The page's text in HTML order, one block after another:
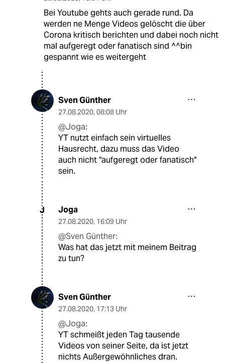
Bei Youtube gehts auch gerade rund. Da
werden ne Menge Videos gelöscht die über
Corona kritisch berichten und dabei noch nicht
mal aufgeregt oder fanatisch sind ^^bin
gespannt wie es weitergeht
Sven Günther
27.08.2020, 08:08 Uhr
@Joga:
YT nutzt einfach sein virtuelles
Hausrecht, dazu muss das Video
auch nicht "aufgeregt oder fanatisch"
sein.
J Joga
27.08.2020, 16:09 Uhr
@Sven Günther:
Was hat das jetzt mit meinem Beitrag
zu tun?
Sven Günther
27.08.2020, 17:13 Uhr
@Joga:
YT schmeißt jeden Tag tausende
Videos von seiner Seite, da ist jetzt
nichts Außergewöhnliches dran.